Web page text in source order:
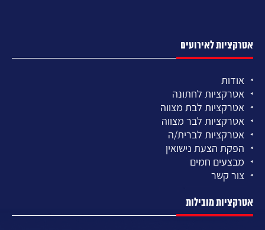
אטרקציות לאירועים
אודות
אטרקציות לחתונה
אטרקציות לבת מצווה
אטרקציות לבר מצווה
אטרקציות לברית/ה
הפקת הצעת נישואין
מבצעים חמים
צור קשר
אטרקציות מובילות